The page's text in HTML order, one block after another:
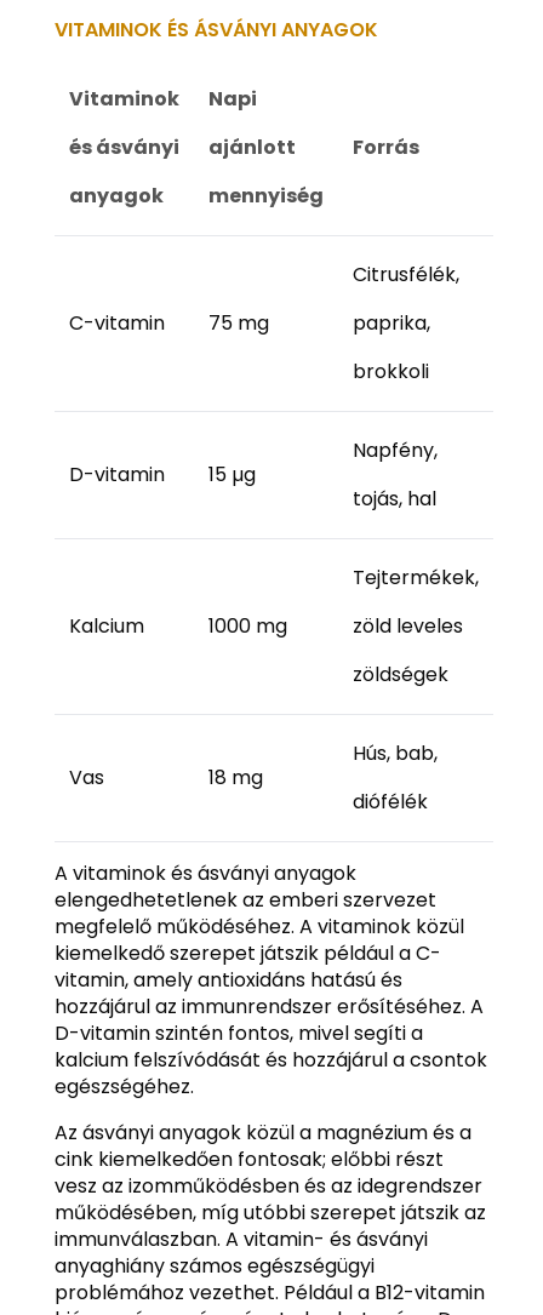
VITAMINOK ÉS ÁSVÁNYI ANYAGOK
Vitaminok
és ásványi
anyagok
Napi
ajánlott
mennyiség
Forrás
C-vitamin 75 mg
Citrusfélék,
paprika,
brokkoli
D-vitamin 15 µg
Napfény,
tojás, hal
Kalcium 1000 mg
Tejtermékek,
zöld leveles
zöldségek
Vas 18 mg
Hús, bab,
diófélék
A vitaminok és ásványi anyagok
elengedhetetlenek az emberi szervezet
megfelelő működéséhez. A vitaminok közül
kiemelkedő szerepet játszik például a C-
vitamin, amely antioxidáns hatású és
hozzájárul az immunrendszer erősítéséhez. A
D-vitamin szintén fontos, mivel segíti a
kalcium felszívódását és hozzájárul a csontok
egészségéhez.
Az ásványi anyagok közül a magnézium és a
cink kiemelkedően fontosak; előbbi részt
vesz az izomműködésben és az idegrendszer
működésében, míg utóbbi szerepet játszik az
immunválaszban. A vitamin- és ásványi
anyaghiány számos egészségügyi
problémához vezethet. Például a B12-vitamin